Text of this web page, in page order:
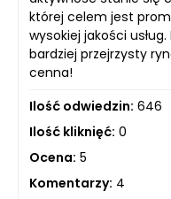
której celem jest
wysokiej jakości
bardziej przejrzysty
cenna!
Ilość odwiedzin: 646
Ilość kliknięć: 0
Ocena: 5
Komentarzy: 4